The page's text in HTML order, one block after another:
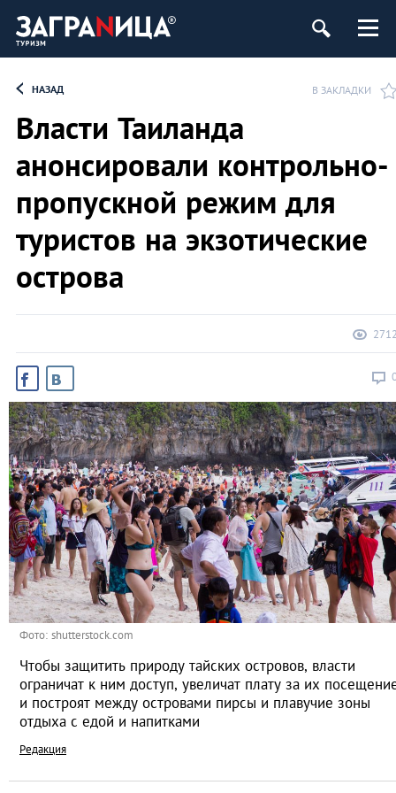
НАЗАД В ЗАКЛАДКИ
Власти Таиланда
анонсировали контрольно-
пропускной режим для
туристов на экзотические
острова
Фото: shutterstock.com
Чтобы защитить природу тайских островов, власти
ограничат к ним доступ, увеличат плату за их
и построят между островами пирсы и плавучие зоны
отдыха с едой и напитками
Редакция